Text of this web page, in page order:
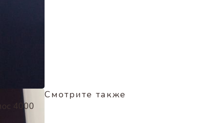
Смотрите также
4000